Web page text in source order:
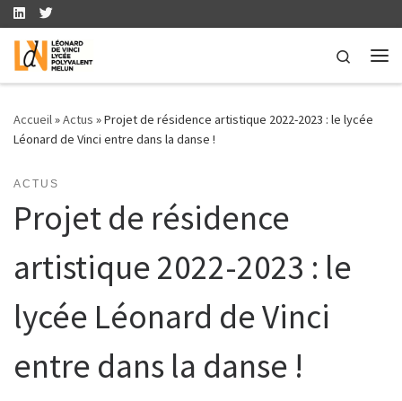
Skip to content
Search
Accueil»Actus »Projet de résidence artistique 2022-2023 : le lycée
Léonard de Vinci entre dans la danse !
ACTUS
Projet de résidence
artistique 2022-2023 : le
lycée Léonard de Vinci
entre dans la danse !